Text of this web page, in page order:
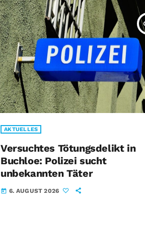
AKTUELLES
Versuchtes Tötungsdelikt in
Buchloe: Polizei sucht
unbekannten Täter
today 6. AUGUST 2026